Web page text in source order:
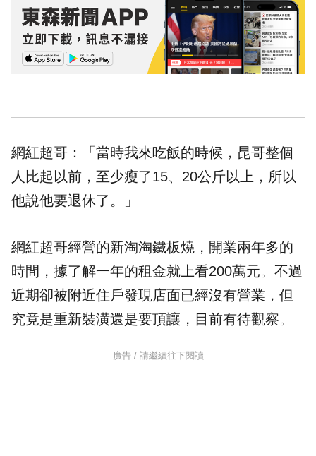
網紅超哥：「當時我來吃飯的時候，昆哥整個
人比起以前，至少瘦了15、20公斤以上，所以
他說他要退休了。」
網紅超哥經營的新淘淘鐵板燒，開業兩年多的
時間，據了解一年的租金就上看200萬元。不過
近期卻被附近住戶發現店面已經沒有營業，但
究竟是重新裝潢還是要頂讓，目前有待觀察。
廣告 / 請繼續往下閱讀